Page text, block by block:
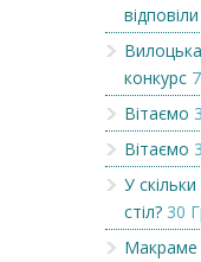
конкурс
Вітаємо
Вітаємо
У
стіл? 30
Макраме